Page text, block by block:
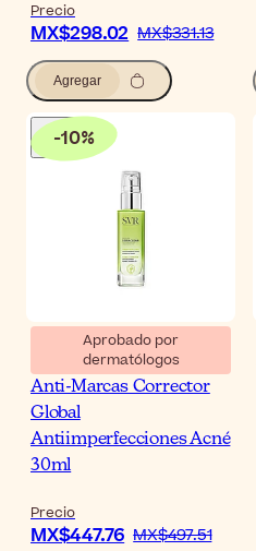
Precio
MX$298.02 MX$331.13
Agregar
-10%
Aprobado por
dermatólogos
SVR Sebiaclear Sérum
Anti-Marcas Corrector
Global
Antiimperfecciones Acné
30ml
Precio
MX$447.76 MX$497.51